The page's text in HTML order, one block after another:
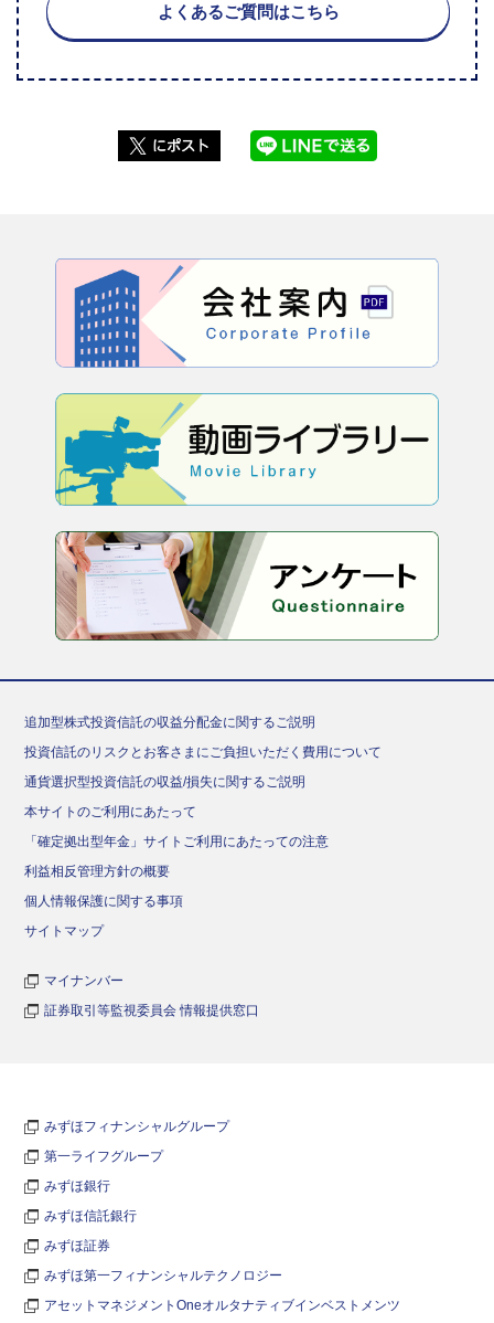
よくあるご質問はこちら
追加型株式投資信託の収益分配金に関するご説明
投資信託のリスクとお客さまにご負担いただく費用について
通貨選択型投資信託の収益/損失に関するご説明
本サイトのご利用にあたって
「確定拠出型年金」サイトご利用にあたっての注意
利益相反管理方針の概要
個人情報保護に関する事項
サイトマップ
マイナンバー
証券取引等監視委員会 情報提供窓口
みずほフィナンシャルグループ
第一ライフグループ
みずほ銀行
みずほ信託銀行
みずほ証券
みずほ第一フィナンシャルテクノロジー
アセットマネジメントOneオルタナティブインベストメンツ